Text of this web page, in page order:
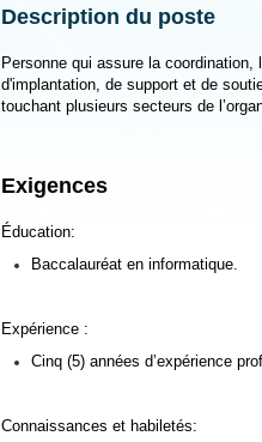
Description du poste
Personne qui assure la
d'implantation, de support et de
touchant plusieurs secteurs de
Exigences
Éducation:
Baccalauréat en informatique.
Expérience :
Cinq (5) années d’expérience
Connaissances et habiletés: